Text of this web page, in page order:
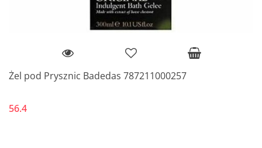
Żel pod Prysznic Badedas 787211000257
56.4